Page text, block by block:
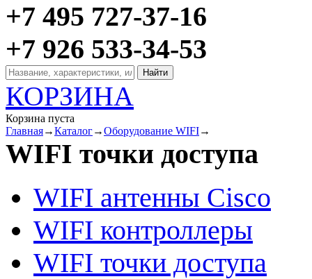
+7 495 727-37-16
+7 926 533-34-53
КОРЗИНА
Корзина пуста
Главная→Каталог→Оборудование WIFI→
WIFI точки доступа
WIFI антенны Cisco
WIFI контроллеры
WIFI точки доступа